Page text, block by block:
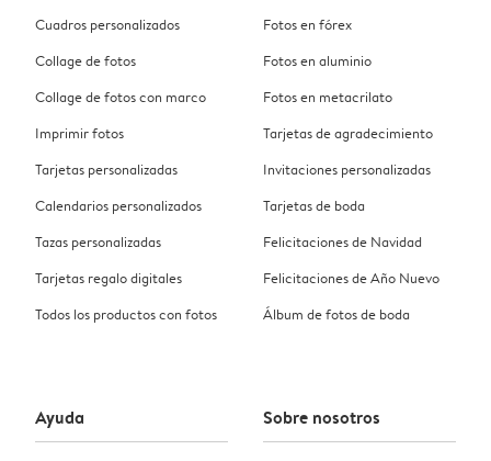
Cuadros personalizados
Collage de fotos
Collage de fotos con marco
Imprimir fotos
Tarjetas personalizadas
Calendarios personalizados
Tazas personalizadas
Tarjetas regalo digitales
Todos los productos con fotos
Fotos en fórex
Fotos en aluminio
Fotos en metacrilato
Tarjetas de agradecimiento
Invitaciones personalizadas
Tarjetas de boda
Felicitaciones de Navidad
Felicitaciones de Año Nuevo
Álbum de fotos de boda
Ayuda Sobre nosotros